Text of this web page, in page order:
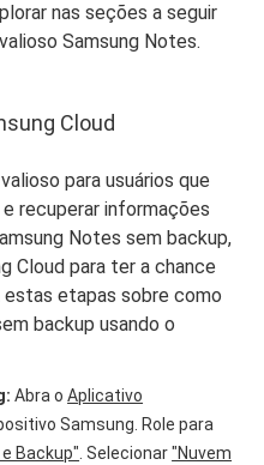
nas seções a seguir
Samsung Notes.
Cloud
para usuários que
recuperar informações
Notes sem backup,
Cloud para ter a chance
estas etapas sobre como
backup usando o
Abra oAplicativo
Samsung. Role para
Backup" . Selecionar"Nuvem